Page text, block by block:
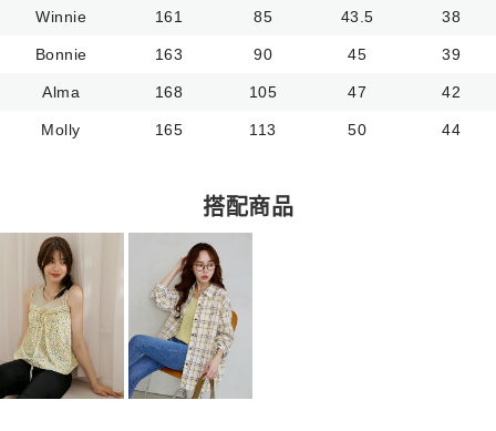
Winnie 161 85 43.5 38
Bonnie 163 90 45 39
Alma 168 105 47 42
Molly 165 113 50 44
搭配商品